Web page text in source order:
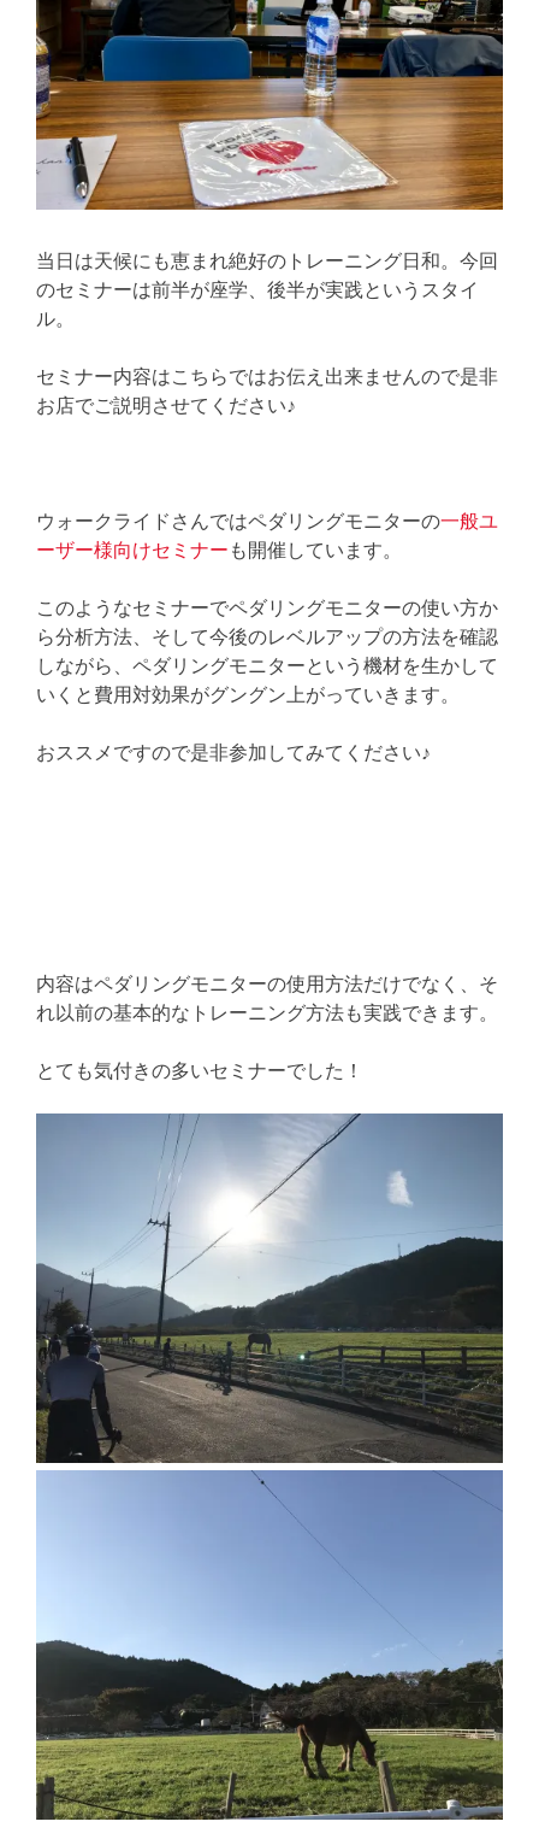
当日は天候にも恵まれ絶好のトレーニング日和。今回
のセミナーは前半が座学、後半が実践というスタイ
ル。
セミナー内容はこちらではお伝え出来ませんので是非
お店でご説明させてください♪
ウォークライドさんではペダリングモニターの一般ユ
ーザー様向けセミナー も開催しています。
このようなセミナーでペダリングモニターの使い方か
ら分析方法、そして今後のレベルアップの方法を確認
しながら、ペダリングモニターという機材を生かして
いくと費用対効果がグングン上がっていきます。
おススメですので是非参加してみてください♪
内容はペダリングモニターの使用方法だけでなく、そ
れ以前の基本的なトレーニング方法も実践できます。
とても気付きの多いセミナーでした！